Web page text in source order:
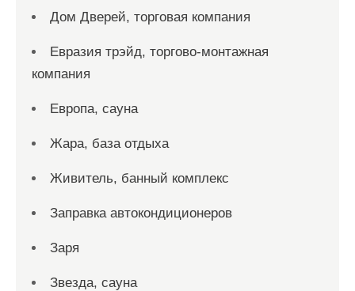
Дом Дверей, торговая компания
Евразия трэйд, торгово-монтажная
компания
Европа, сауна
Жара, база отдыха
Живитель, банный комплекс
Заправка автокондиционеров
Заря
Звезда, сауна